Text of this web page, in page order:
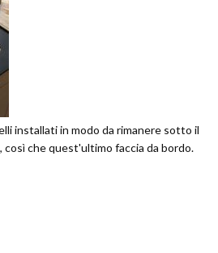
installati in modo da rimanere sotto il
così che quest'ultimo faccia da bordo.